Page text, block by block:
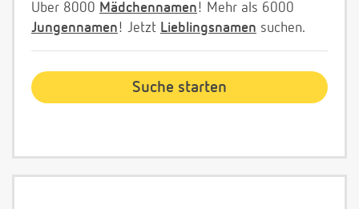
Über 8000 Mädchennamen! Mehr als 6000
Jungennamen! Jetzt Lieblingsnamen suchen.